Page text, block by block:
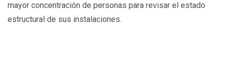
mayor concentración de personas para revisar el estado
estructural de sus instalaciones.